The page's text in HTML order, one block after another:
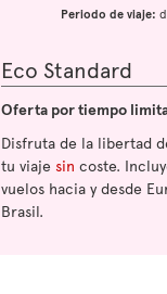
Periodo de viaje:
Eco Standard
Oferta por tiempo
Disfruta de la libertad
tu viaje sin coste.
vuelos hacia y desde
Brasil.